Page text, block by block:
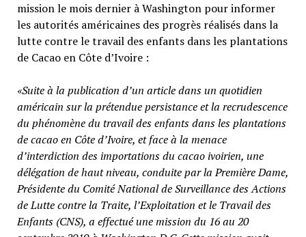
mission le mois dernier à Washington pour informer
les autorités américaines des progrès réalisés dans la
lutte contre le travail des enfants dans les plantations
de Cacao en Côte d’Ivoire :
«Suite à la publication d’un article dans un quotidien
américain sur la prétendue persistance et la recrudescence
du phénomène du travail des enfants dans les plantations
de cacao en Côte d’Ivoire, et face à la menace
d’interdiction des importations du cacao ivoirien, une
délégation de haut niveau, conduite par la Première Dame,
Présidente du Comité National de Surveillance des Actions
de Lutte contre la Traite, l’Exploitation et le Travail des
Enfants (CNS), a effectué une mission du 16 au 20